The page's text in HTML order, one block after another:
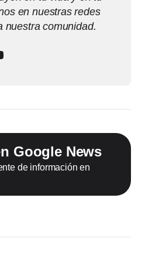
en nuestras redes
nuestra comunidad.
Google News
de información en